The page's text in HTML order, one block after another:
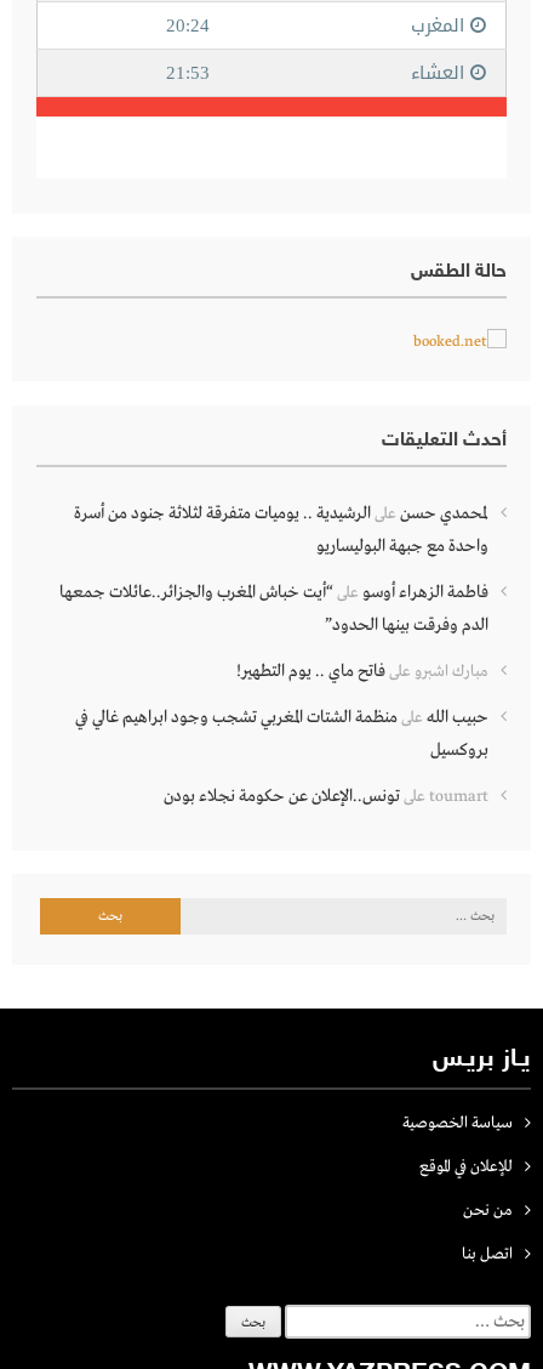
حالة الطقس
أحدث التعليقات
لمحمدي حسن علىالرشيدية .. يوميات متفرقة لثلاثة جنود من أسرة
واحدة مع جبهة البوليساريو
فاطمة الزهراء أوسو على“أيت خباش المغرب والجزائر..عائلات جمعها
الدم وفرقت بينها الحدود”
مبارك اشبرو علىفاتح ماي .. يوم التطهير!
حبيب الله علىمنظمة الشتات المغربي تشجب وجود ابراهيم غالي في
بروكسيل
toumart علىتونس..الإعلان عن حكومة نجلاء بودن
البحث
يـاز بريـس
سياسة الخصوصية
للإعلان في الموقع
من نحن
اتصل بنـا
البحث
عن: